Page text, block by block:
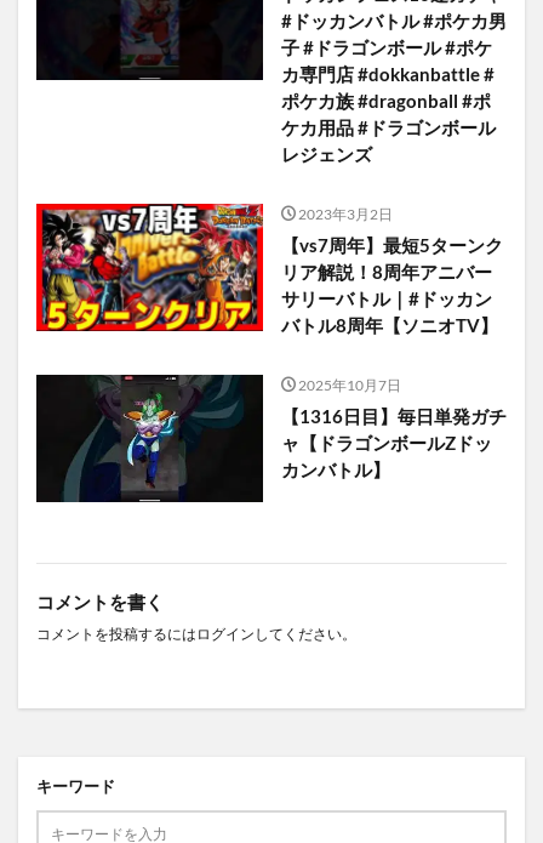
#ドッカンバトル #ポケカ男
子 #ドラゴンボール #ポケ
カ専門店 #dokkanbattle #
ポケカ族 #dragonball #ポ
ケカ用品 #ドラゴンボール
レジェンズ
2023年3月2日
【vs7周年】最短5ターンク
リア解説！8周年アニバー
サリーバトル｜#ドッカン
バトル8周年【ソニオTV】
2025年10月7日
【1316日目】毎日単発ガチ
ャ【ドラゴンボールZドッ
カンバトル】
コメントを書く
コメントを投稿するには ログイン してください。
キーワード